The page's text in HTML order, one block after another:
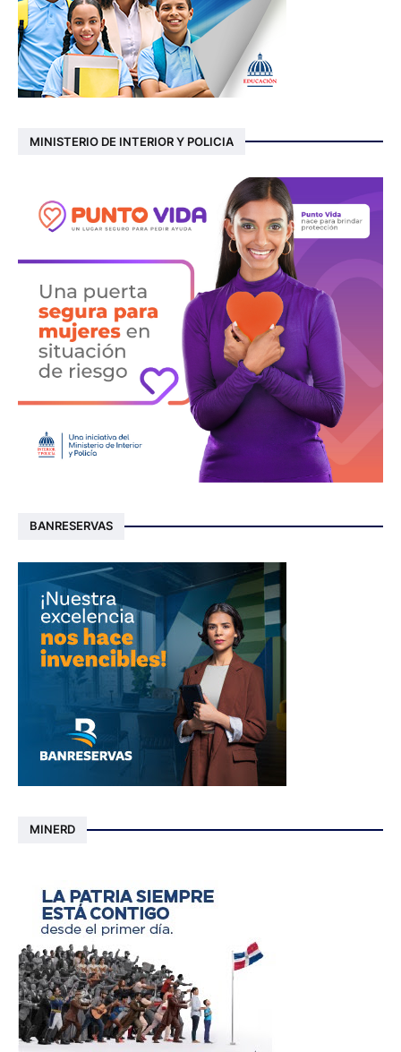
MINISTERIO DE INTERIOR Y POLICIA
BANRESERVAS
MINERD